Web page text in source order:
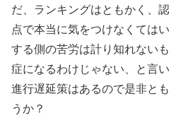
だ、ランキングはともかく、
点で本当に気をつけなくては
する側の苦労は計り知れない
症になるわけじゃない、と言
進行遅延策はあるので是非と
うか？